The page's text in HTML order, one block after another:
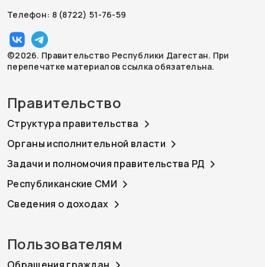
Телефон: 8 (8722) 51-76-59
©2026. Правительство Республики Дагестан. При
перепечатке материалов ссылка обязательна.
Правительство
Структура правительства
Органы исполнительной власти
Задачи и полномочия правительства РД
Республиканские СМИ
Сведения о доходах
Пользователям